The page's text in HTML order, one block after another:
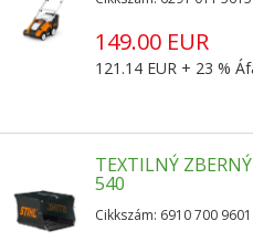
149.00 EUR
121.14 EUR + 23 %
TEXTILNÝ
540
Cikkszám: 6910 700 9601